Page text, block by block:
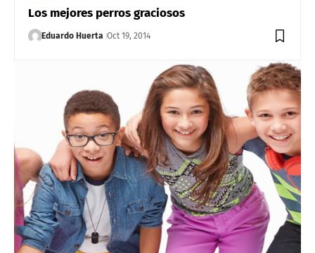
Los mejores perros graciosos
Eduardo Huerta Oct 19, 2014